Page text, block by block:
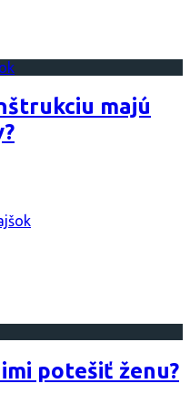
majú
potešiť ženu?